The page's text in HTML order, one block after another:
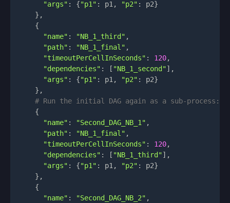
"args" : {"p1" : p1 , "p2" : p2}
} ,
{
"name" : "NB_1_third" ,
"path" : "NB_1_final" ,
"timeoutPerCellInSeconds" : 120,
"dependencies" : [ "NB_1_second"] ,
"args" : {"p1" : p1 , "p2" : p2}
} ,
# Run the initial DAG again as a sub-process:
{
"name" : "Second_DAG_NB_1" ,
"path" : "NB_1_final" ,
"timeoutPerCellInSeconds" : 120,
"dependencies" : [ "NB_1_third"] ,
"args" : {"p1" : p1 , "p2" : p2}
} ,
{
"name" : "Second_DAG_NB_2" ,